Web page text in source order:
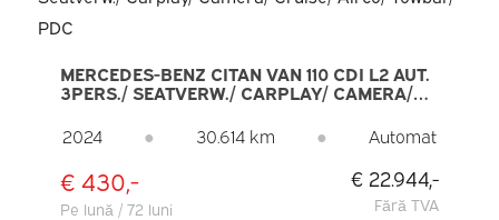
MERCEDES-BENZ CITAN VAN 110 CDI L2 AUT.
3PERS./ SEATVERW./ CARPLAY/ CAMERA/
2024
● 30.614 km ● Automat
€ 430,-
Pe lună / 72 luni
€ 22.944,-
Fără TVA